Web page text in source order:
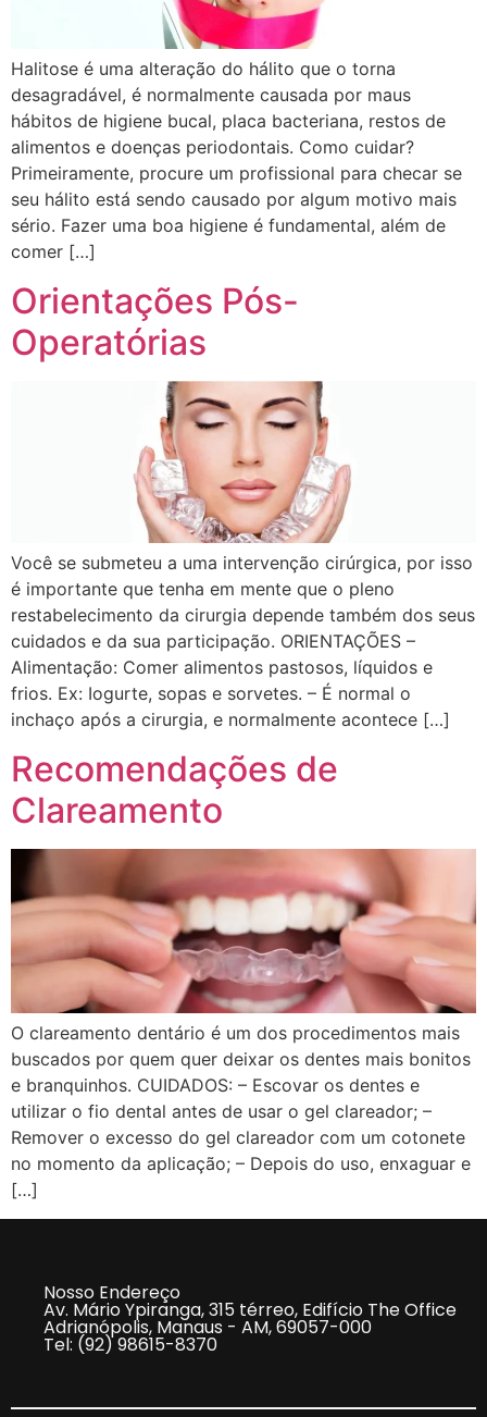
Halitose é uma alteração do hálito que o torna
desagradável, é normalmente causada por maus
hábitos de higiene bucal, placa bacteriana, restos de
alimentos e doenças periodontais. Como cuidar?
Primeiramente, procure um profissional para checar se
seu hálito está sendo causado por algum motivo mais
sério. Fazer uma boa higiene é fundamental, além de
comer […]
Orientações Pós-
Operatórias
Você se submeteu a uma intervenção cirúrgica, por isso
é importante que tenha em mente que o pleno
restabelecimento da cirurgia depende também dos seus
cuidados e da sua participação. ORIENTAÇÕES –
Alimentação: Comer alimentos pastosos, líquidos e
frios. Ex: Iogurte, sopas e sorvetes. – É normal o
inchaço após a cirurgia, e normalmente acontece […]
Recomendações de
Clareamento
O clareamento dentário é um dos procedimentos mais
buscados por quem quer deixar os dentes mais bonitos
e branquinhos. CUIDADOS: – Escovar os dentes e
utilizar o fio dental antes de usar o gel clareador; –
Remover o excesso do gel clareador com um cotonete
no momento da aplicação; – Depois do uso, enxaguar e
[…]
Nosso Endereço
Av. Mário Ypiranga, 315 térreo, Edifício The Office
Adrianópolis, Manaus - AM, 69057-000
Tel: (92) 98615-8370